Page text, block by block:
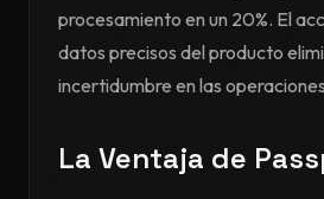
procesamiento en un 20%. El
datos precisos del producto
incertidumbre en las
La Ventaja de